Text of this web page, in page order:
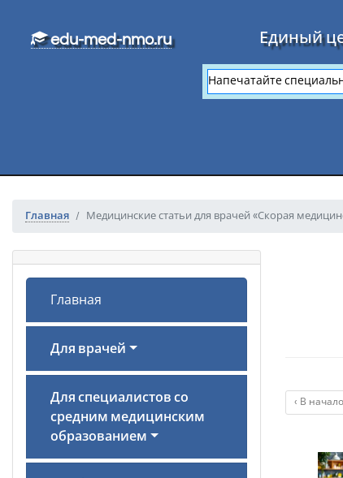
edu-med-nmo.ru Единый
Главная Медицинские статьи для врачей «Скорая
Главная
Для врачей
Для специалистов со
средним медицинским
образованием
‹ В начало